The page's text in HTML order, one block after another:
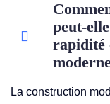
peut-
rapidité
La construction